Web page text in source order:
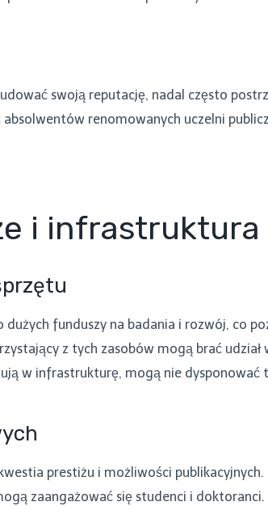
swoją reputację, nadal często
renomowanych uczelni
i infrastruktura
funduszy na badania i rozwój, co
z tych zasobów mogą brać
w infrastrukturę, mogą nie dysponować
prestiżu i możliwości
zaangażować się studenci i